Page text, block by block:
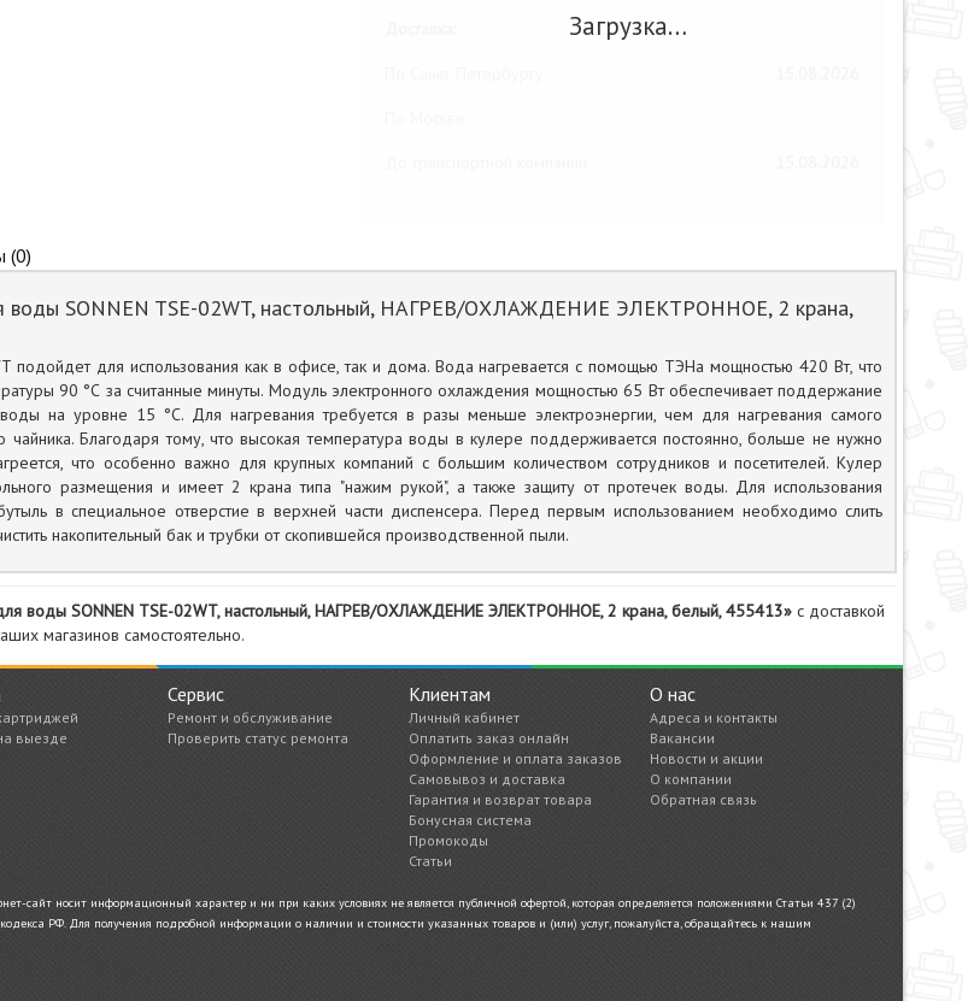
Загрузка…
(0)
воды SONNEN TSE-02WT, настольный, НАГРЕВ/ОХЛАЖДЕНИЕ ЭЛЕКТРОННОЕ, 2 крана,
подойдет для использования как в офисе, так и дома. Вода нагревается с помощью ТЭНа мощностью 420 Вт, что
90 °С за считанные минуты. Модуль электронного охлаждения мощностью 65 Вт обеспечивает поддержание
на уровне 15 °С. Для нагревания требуется в разы меньше электроэнергии, чем для нагревания самого
чайника. Благодаря тому, что высокая температура воды в кулере поддерживается постоянно, больше не нужно
что особенно важно для крупных компаний с большим количеством сотрудников и посетителей. Кулер
размещения и имеет 2 крана типа "нажим рукой", а также защиту от протечек воды. Для использования
в специальное отверстие в верхней части диспенсера. Перед первым использованием необходимо слить
накопительный бак и трубки от скопившейся производственной пыли.
воды SONNEN TSE-02WT, настольный, НАГРЕВ/ОХЛАЖДЕНИЕ ЭЛЕКТРОННОЕ, 2 крана, белый, 455413»с доставкой
магазинов самостоятельно.
выезде
Сервис
Ремонт и обслуживание
Проверить статус ремонта
Клиентам
Личный кабинет
Оплатить заказ онлайн
Оформление и оплата заказов
Самовывоз и доставка
Гарантия и возврат товара
Бонусная система
Промокоды
Статьи
О нас
Адреса и контакты
Вакансии
Новости и акции
О компании
Обратная связь
сайт носит информационный характер и ни при каких условиях не является публичной офертой, которая определяется положениями Статьи 437 (2)
РФ. Для получения подробной информации о наличии и стоимости указанных товаров и (или) услуг, пожалуйста, обращайтесь к нашим